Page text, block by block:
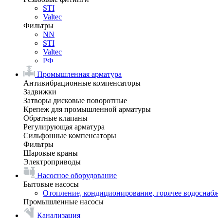
STI
Valtec
Фильтры
NN
STI
Valtec
РФ
Промышленная арматура
Антивибрационные компенсаторы
Задвижки
Затворы дисковые поворотные
Крепеж для промышленной арматуры
Обратные клапаны
Регулирующая арматура
Сильфонные компенсаторы
Фильтры
Шаровые краны
Электроприводы
Насосное оборудование
Бытовые насосы
Отопление, кондиционирование, горячее
Промышленные насосы
Канализация